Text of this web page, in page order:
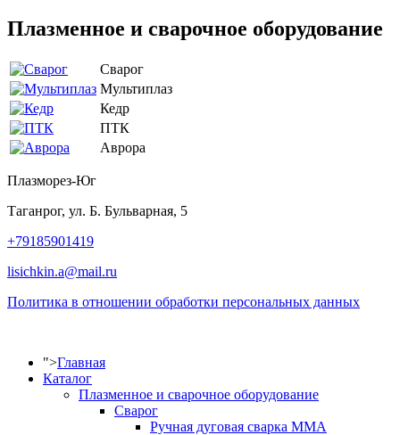
Плазменное и сварочное оборудование
Сварог
Мультиплаз
Кедр
ПТК
Аврора
Плазморез-Юг
Таганрог, ул. Б. Бульварная, 5
+79185901419
lisichkin.a@mail.ru
Политика в отношении обработки персональных данных
">Главная
Каталог
Плазменное и сварочное оборудование
Сварог
Ручная дуговая сварка MMA